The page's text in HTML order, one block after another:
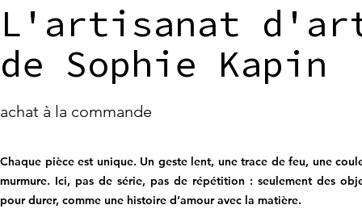
L'artisanat
de Sophie Kapin
achat à la commande
Chaque pièce est unique. Un geste lent, une trace de feu, une
murmure. Ici, pas de série, pas de répétition : seulement des
pour durer, comme une histoire d’amour avec la matière.